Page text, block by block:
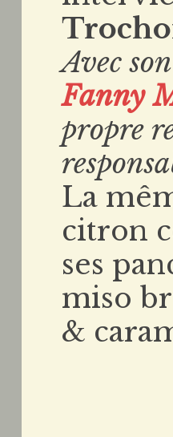
Avec
Fanny
propre
La
citron
ses
miso
&